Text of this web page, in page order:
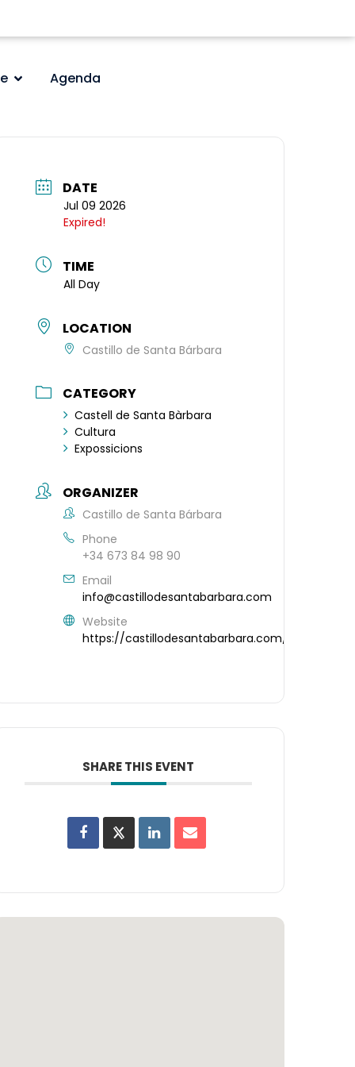
Agenda
DATE
Jul 09 2026
Expired!
TIME
All Day
LOCATION
Castillo de Santa Bárbara
CATEGORY
Castell de Santa Bàrbara
Cultura
Expossicions
ORGANIZER
Castillo de Santa Bárbara
Phone
+34 673 84 98 90
Email
info@castillodesantabarbara.com
Website
https://castillodesantabarbara.com/
SHARE THIS EVENT